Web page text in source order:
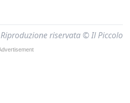
Riproduzione riservata © Il Piccolo